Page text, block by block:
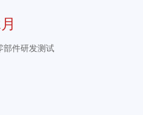
部件研发测试